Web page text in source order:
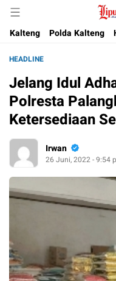
Akurat,
Kalteng
Polda Kalteng
HEADLINE
Jelang Idul
Polresta
Ketersediaan
Irwan
26 Juni, 2022 - 9:54